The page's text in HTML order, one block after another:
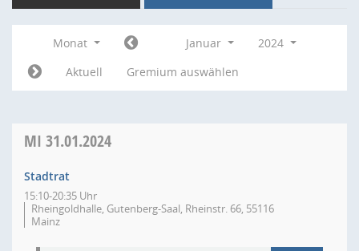
Monat Januar
2024
Aktuell
Gremium auswählen
MI 31.01.2024
Stadtrat
15:10-20:35 Uhr
Rheingoldhalle, Gutenberg-Saal, Rheinstr. 66, 55116
Mainz